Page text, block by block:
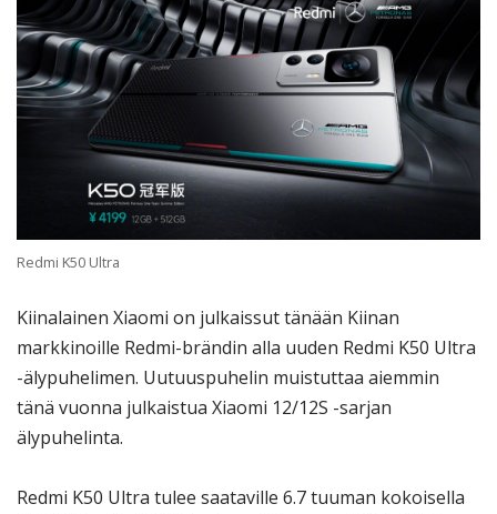
Redmi K50 Ultra
Kiinalainen Xiaomi on julkaissut tänään Kiinan
markkinoille Redmi-brändin alla uuden Redmi K50 Ultra
-älypuhelimen. Uutuuspuhelin muistuttaa aiemmin
tänä vuonna julkaistua Xiaomi 12/12S -sarjan
älypuhelinta.
Redmi K50 Ultra tulee saataville 6.7 tuuman kokoisella